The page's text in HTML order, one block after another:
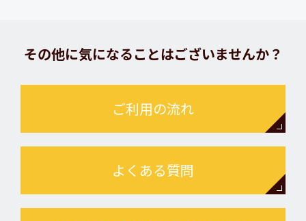
その他に気になることはございませんか？
ご利用の流れ
よくある質問